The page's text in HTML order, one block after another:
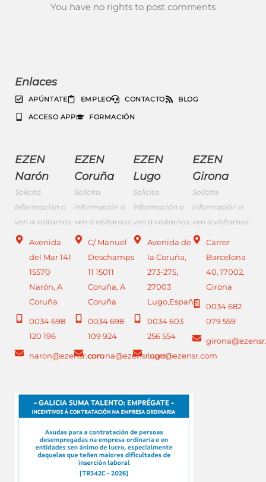
You have no rights to post comments
Enlaces
APÚNTATE EMPLEO CONTACTO BLOG
ACCESO APP FORMACIÓN
EZEN
Narón
Solicita
información o
ven a visitarnos:
Avenida
del Mar 141
15570
Narón, A
Coruña
0034 698
120 196
naron@ezensr.com
EZEN
Coruña
Solicita
información o
ven a visitarnos:
C/ Manuel
Deschamps
11 15011
Coruña, A
Coruña
0034 698
109 924
coruna@ezensr.com
EZEN
Lugo
Solicita
información o
ven a visitarnos:
Avenida de
la Coruña,
273-275,
27003
Lugo,España
0034 603
256 554
lugo@ezensr.com
EZEN
Girona
Solicita
información o
ven a visitarnos:
Carrer
Barcelona
40. 17002,
Girona
0034 682
079 559